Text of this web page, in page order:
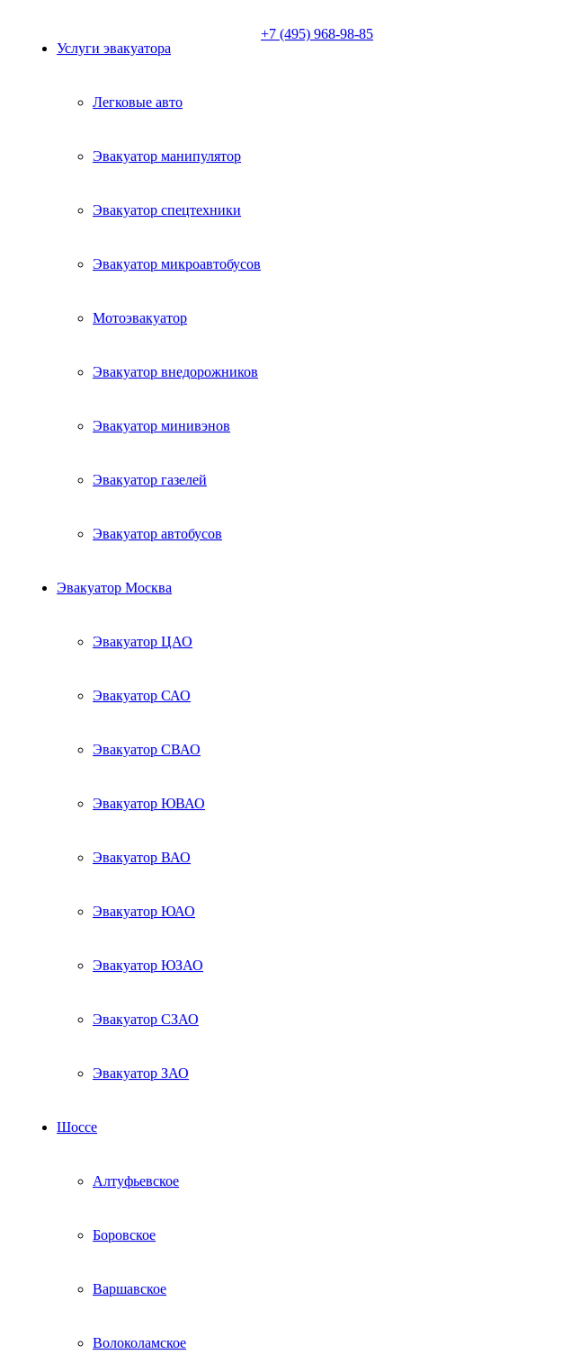
Услуги эвакуатора
Легковые авто
Эвакуатор манипулятор
Эвакуатор спецтехники
Эвакуатор микроавтобусов
Мотоэвакуатор
Эвакуатор внедорожников
Эвакуатор минивэнов
Эвакуатор газелей
Эвакуатор автобусов
Эвакуатор Москва
Эвакуатор ЦАО
Эвакуатор САО
Эвакуатор СВАО
Эвакуатор ЮВАО
Эвакуатор ВАО
Эвакуатор ЮАО
Эвакуатор ЮЗАО
Эвакуатор СЗАО
Эвакуатор ЗАО
Шоссе
Алтуфьевское
Боровское
Варшавское
Волоколамское
+7 (495) 968-98-85